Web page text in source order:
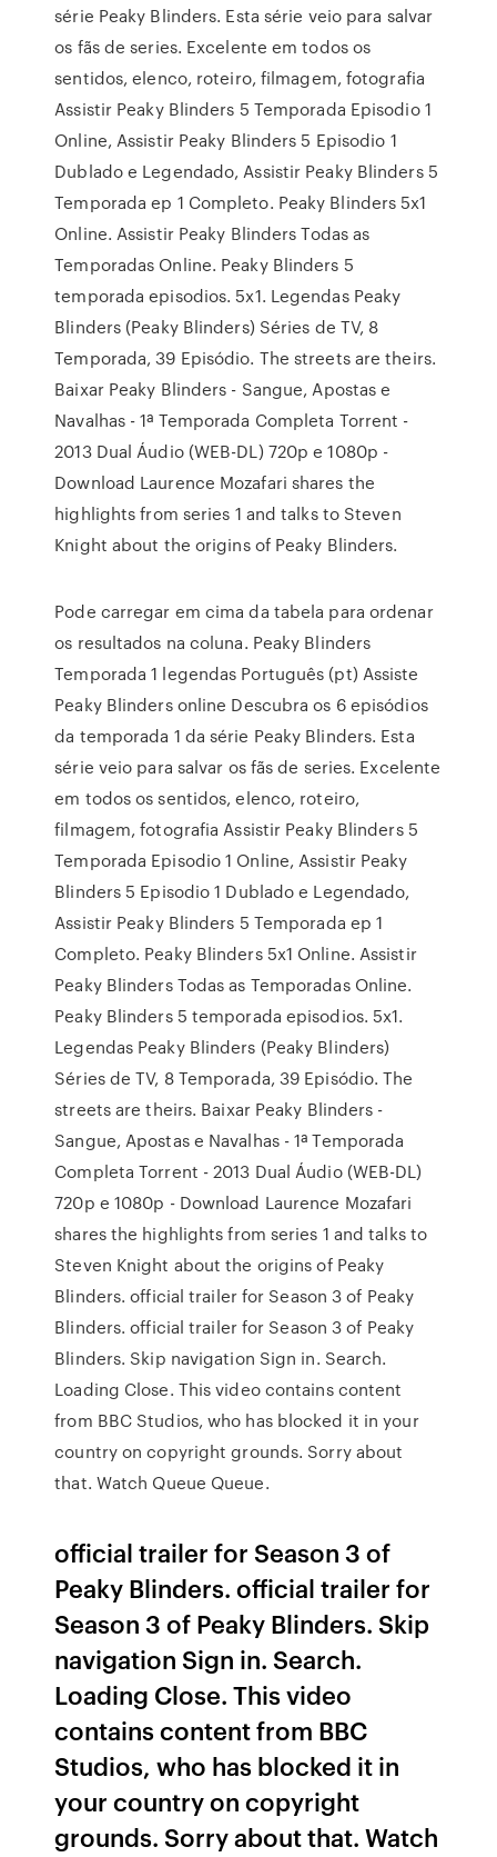
série Peaky Blinders. Esta série veio para salvar
os fãs de series. Excelente em todos os
sentidos, elenco, roteiro, filmagem, fotografia
Assistir Peaky Blinders 5 Temporada Episodio 1
Online, Assistir Peaky Blinders 5 Episodio 1
Dublado e Legendado, Assistir Peaky Blinders 5
Temporada ep 1 Completo. Peaky Blinders 5x1
Online. Assistir Peaky Blinders Todas as
Temporadas Online. Peaky Blinders 5
temporada episodios. 5x1. Legendas Peaky
Blinders (Peaky Blinders) Séries de TV, 8
Temporada, 39 Episódio. The streets are theirs.
Baixar Peaky Blinders - Sangue, Apostas e
Navalhas - 1ª Temporada Completa Torrent -
2013 Dual Áudio (WEB-DL) 720p e 1080p -
Download Laurence Mozafari shares the
highlights from series 1 and talks to Steven
Knight about the origins of Peaky Blinders.
Pode carregar em cima da tabela para ordenar
os resultados na coluna. Peaky Blinders
Temporada 1 legendas Português (pt) Assiste
Peaky Blinders online Descubra os 6 episódios
da temporada 1 da série Peaky Blinders. Esta
série veio para salvar os fãs de series. Excelente
em todos os sentidos, elenco, roteiro,
filmagem, fotografia Assistir Peaky Blinders 5
Temporada Episodio 1 Online, Assistir Peaky
Blinders 5 Episodio 1 Dublado e Legendado,
Assistir Peaky Blinders 5 Temporada ep 1
Completo. Peaky Blinders 5x1 Online. Assistir
Peaky Blinders Todas as Temporadas Online.
Peaky Blinders 5 temporada episodios. 5x1.
Legendas Peaky Blinders (Peaky Blinders)
Séries de TV, 8 Temporada, 39 Episódio. The
streets are theirs. Baixar Peaky Blinders -
Sangue, Apostas e Navalhas - 1ª Temporada
Completa Torrent - 2013 Dual Áudio (WEB-DL)
720p e 1080p - Download Laurence Mozafari
shares the highlights from series 1 and talks to
Steven Knight about the origins of Peaky
Blinders. official trailer for Season 3 of Peaky
Blinders. official trailer for Season 3 of Peaky
Blinders. Skip navigation Sign in. Search.
Loading Close. This video contains content
from BBC Studios, who has blocked it in your
country on copyright grounds. Sorry about
that. Watch Queue Queue.
official trailer for Season 3 of
Peaky Blinders. official trailer for
Season 3 of Peaky Blinders. Skip
navigation Sign in. Search.
Loading Close. This video
contains content from BBC
Studios, who has blocked it in
your country on copyright
grounds. Sorry about that. Watch